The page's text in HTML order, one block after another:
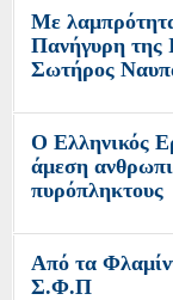
Με
Πανήγυρη της
Σωτήρος
Ο Ελληνικός
άμεση
πυρόπληκτους
Από τα
Σ.Φ.Π